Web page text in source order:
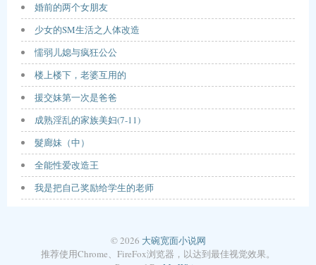
婚前的两个女朋友
少女的SM生活之人体改造
懦弱儿媳与疯狂公公
楼上楼下，老婆互用的
援交妹第一次是爸爸
成熟淫乱的家族美妇(7-11)
髮廊妹（中）
全能性爱改造王
我是把自己奖励给学生的老师
© 2026 大碗宽面小说网
推荐使用Chrome、FireFox浏览器，以达到最佳视觉效果。